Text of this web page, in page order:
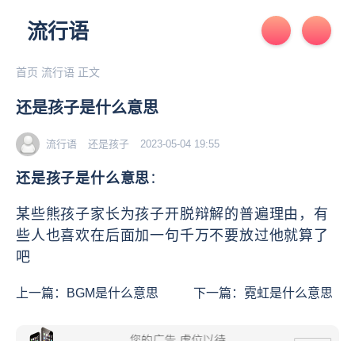
流行语
首页 流行语 正文
还是孩子是什么意思
流行语 还是孩子 2023-05-04 19:55
还是孩子是什么意思 ：
某些熊孩子家长为孩子开脱辩解的普遍理由，有
些人也喜欢在后面加一句千万不要放过他就算了
吧
上一篇： BGM是什么意思 下一篇： 霓虹是什么意思